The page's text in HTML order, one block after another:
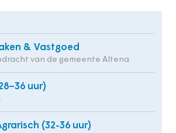
& Vastgoed
van de gemeente Altena
uur)
(32-36 uur)